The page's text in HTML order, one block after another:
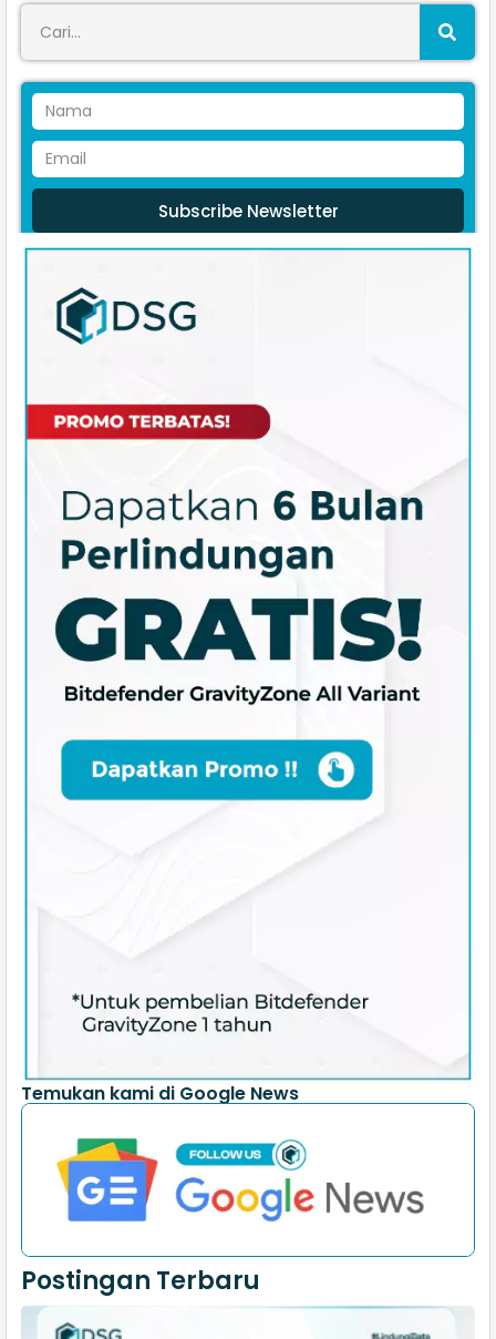
Subscribe Newsletter
Temukan kami di Google News
Postingan Terbaru